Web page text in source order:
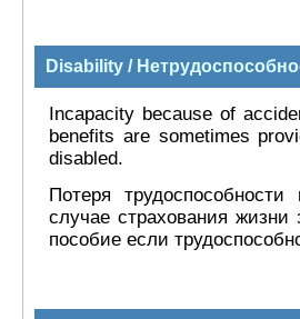
Disability /
Incapacity because of
benefits are sometimes
disabled.
Потеря
случае страхования жизни
пособие если